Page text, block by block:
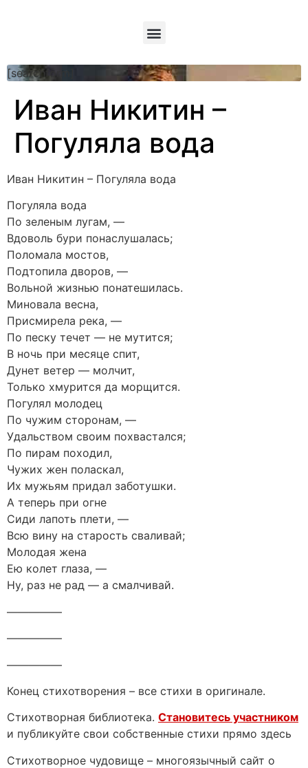
[searchform]
Иван Никитин –
Погуляла вода
Иван Никитин – Погуляла вода
Погуляла вода
По зеленым лугам, —
Вдоволь бури понаслушалась;
Поломала мостов,
Подтопила дворов, —
Вольной жизнью понатешилась.
Миновала весна,
Присмирела река, —
По песку течет — не мутится;
В ночь при месяце спит,
Дунет ветер — молчит,
Только хмурится да морщится.
Погулял молодец
По чужим сторонам, —
Удальством своим похвастался;
По пирам походил,
Чужих жен поласкал,
Их мужьям придал заботушки.
А теперь при огне
Сиди лапоть плети, —
Всю вину на старость сваливай;
Молодая жена
Ею колет глаза, —
Ну, раз не рад — а смалчивай.
—————
—————
—————
Конец стихотворения – все стихи в оригинале.
Стихотворная библиотека. Становитесь участником
и публикуйте свои собственные стихи прямо здесь
Стихотворное чудовище – многоязычный сайт о